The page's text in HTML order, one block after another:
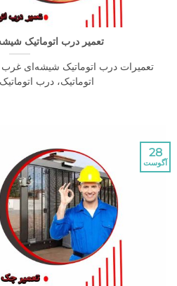
تعمیر درب اتوماتیک شیشه ای
درب اتوماتیک شیشه‌ای غرب تهران
اتوماتیک، درب اتوماتیک